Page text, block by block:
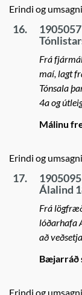
Erindi og
16.
1905057
Frá
maí, lagt
Tónsala
4a og
Málinu
Erindi og
17.
1905095
Álalind
Frá
lóðarhafa
að
Bæjarráð
Erindi og